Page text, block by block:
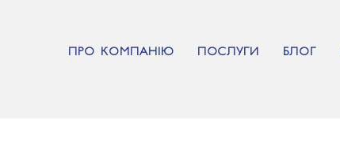
ПРО КОМПАНІЮ ПОСЛУГИ БЛОГ